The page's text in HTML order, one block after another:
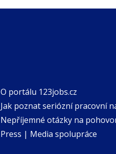
O portálu 123jobs.cz
Jak poznat seriózní pracovní
Nepříjemné otázky na
Press | Media spolupráce